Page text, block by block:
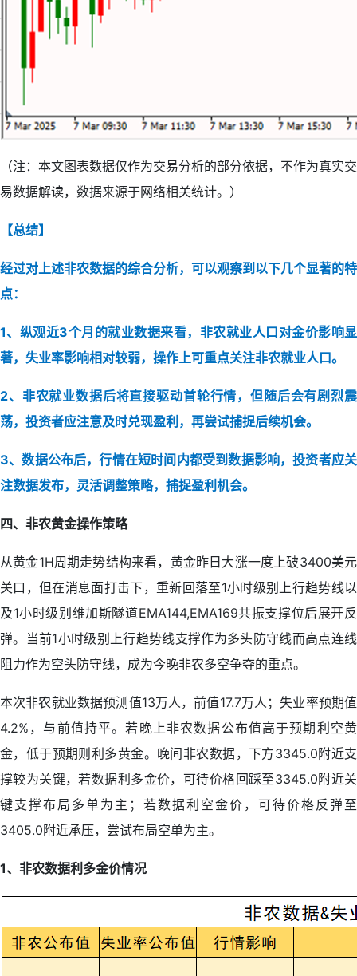
（注：本文图表数据仅作为交易分析的部分依据，不作为真实交
易数据解读，数据来源于网络相关统计。）
【总结】
经过对上述非农数据的综合分析，可以观察到以下几个显著的特
点：
1、纵观近3个月的就业数据来看，非农就业人口对金价影响显
著，失业率影响相对较弱，操作上可重点关注非农就业人口。
2、非农就业数据后将直接驱动首轮行情，但随后会有剧烈震
荡，投资者应注意及时兑现盈利，再尝试捕捉后续机会。
3、数据公布后，行情在短时间内都受到数据影响，投资者应关
注数据发布，灵活调整策略，捕捉盈利机会。
四、非农黄金操作策略
从黄金1H周期走势结构来看，黄金昨日大涨一度上破3400美元
关口，但在消息面打击下，重新回落至1小时级别上行趋势线以
及1小时级别维加斯隧道EMA144,EMA169共振支撑位后展开反
弹。当前1小时级别上行趋势线支撑作为多头防守线而高点连线
阻力作为空头防守线，成为今晚非农多空争夺的重点。
本次非农就业数据预测值13万人，前值17.7万人；失业率预期值
4.2%，与前值持平。若晚上非农数据公布值高于预期利空黄
金，低于预期则利多黄金。晚间非农数据，下方3345.0附近支
撑较为关键，若数据利多金价，可待价格回踩至3345.0附近关
键支撑布局多单为主；若数据利空金价，可待价格反弹至
3405.0附近承压，尝试布局空单为主。
1、非农数据利多金价情况